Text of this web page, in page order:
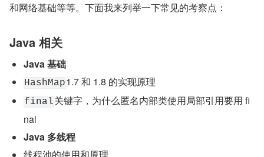
和网络基础等等。下面我来列举一下常见的考察点：
Java 相关
Java 基础
HashMap1.7 和 1.8 的实现原理
final关键字，为什么匿名内部类使用局部引用要用 fi
nal
Java 多线程